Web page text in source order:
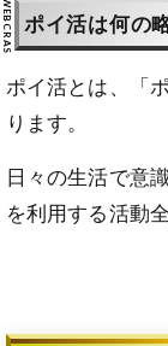
ポイ活は何の
ポイ活とは、「
ります。
日々の生活で意
を利用する活動